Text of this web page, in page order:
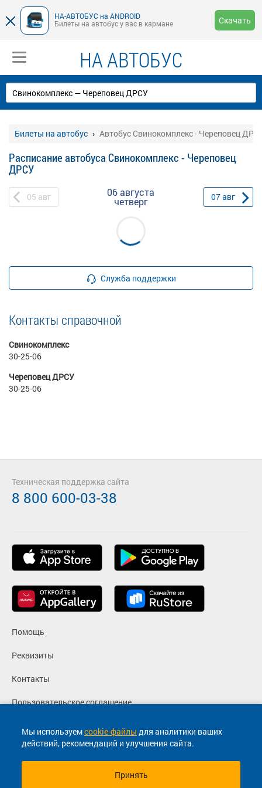
НА-АВТОБУС на ANDROID
Билеты на автобус у вас в кармане
Скачать
НА АВТОБУС
Билеты на автобус Автобус Свинокомплекс - Череповец
Расписание автобуса Свинокомплекс - Череповец
ДРСУ
05 авг 06 августа
четверг 07авг
Служба поддержки
Контакты справочной
Свинокомплекс
30-25-06
Череповец ДРСУ
30-25-06
Мы используемcookie-файлы для аналитики ваших
действий, рекомендаций и улучшения сайта.
Принять
Помощь
Реквизиты
Контакты
Пользовательское соглашение
Политика конфиденциальности
Согласие на маркетинговые сообщения
Техническая поддержка сайта
8 800 600-03-38
© 2013-2026, ООО "Капитал"- Онлайн сервис продажи